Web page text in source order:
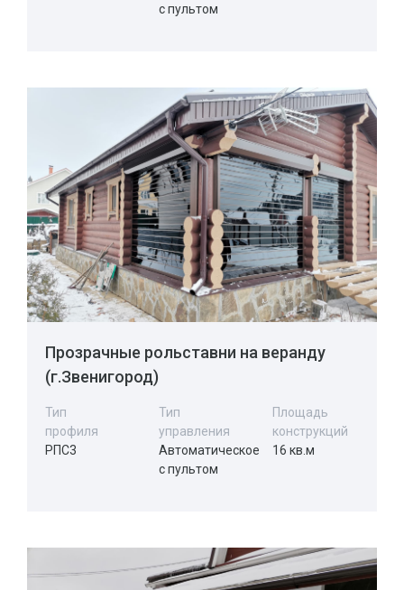
с пультом
Прозрачные рольставни на веранду
(г.Звенигород)
Тип
профиля
Тип
управления
Площадь
конструкций
РПС3
Автоматическое
с пультом
16 кв.м